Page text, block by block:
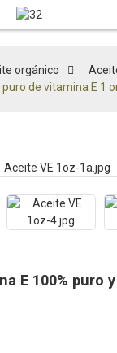
orgánico
de vitamina E 1
E 100% puro